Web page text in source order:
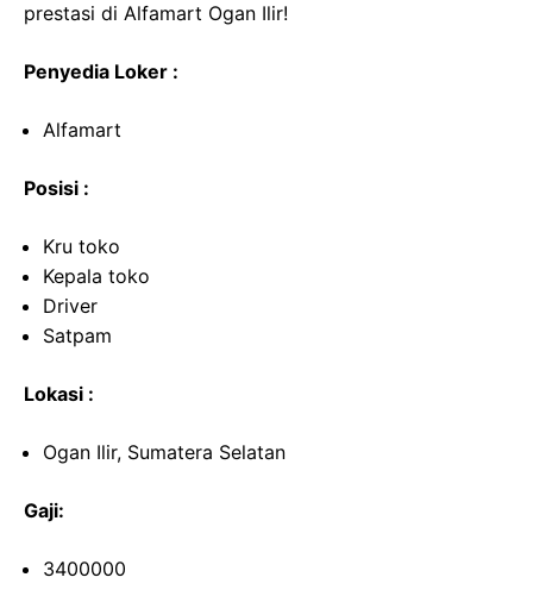
prestasi di Alfamart Ogan Ilir!
Penyedia Loker :
Alfamart
Posisi :
Kru toko
Kepala toko
Driver
Satpam
Lokasi :
Ogan Ilir, Sumatera Selatan
Gaji:
3400000